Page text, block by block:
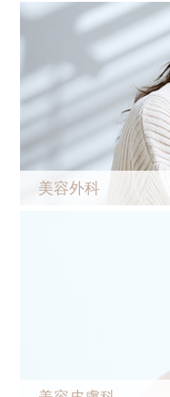
美容外科